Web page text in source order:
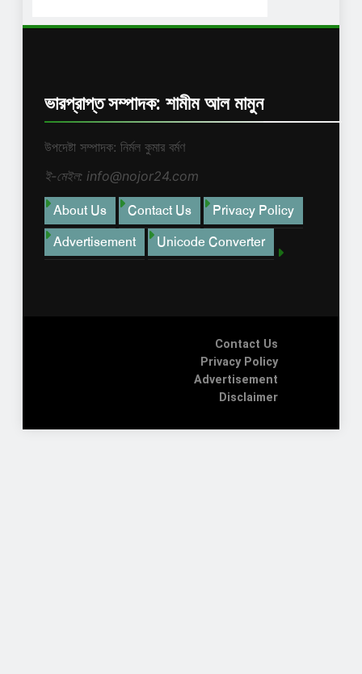
ভারপ্রাপ্ত সম্পাদক: শামীম আল মামুন
উপদেষ্টা সম্পাদক: নির্মল কুমার বর্মণ
ই-মেইল: info@nojor24.com
About Us Contact Us
Privacy Policy
Advertisement
Unicode Converter
Contact Us
Privacy Policy
Advertisement
Disclaimer